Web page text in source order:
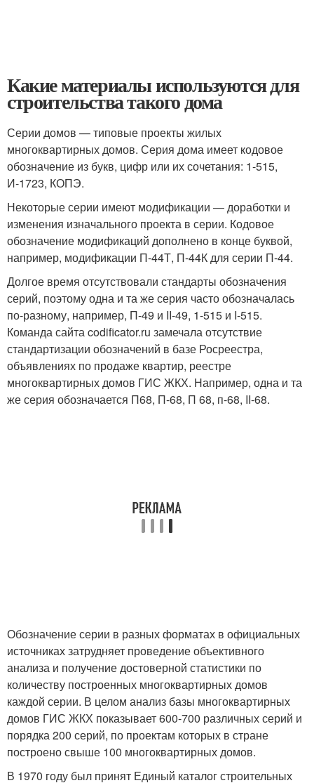
Какие материалы используются для
строительства такого дома
Серии домов — типовые проекты жилых
многоквартирных домов. Серия дома имеет кодовое
обозначение из букв, цифр или их сочетания: 1-515,
И-1723, КОПЭ.
Некоторые серии имеют модификации — доработки и
изменения изначального проекта в серии. Кодовое
обозначение модификаций дополнено в конце буквой,
например, модификации П-44Т, П-44К для серии П-44.
Долгое время отсутствовали стандарты обозначения
серий, поэтому одна и та же серия часто обозначалась
по-разному, например, П-49 и II-49, 1-515 и I-515.
Команда сайта codificator.ru замечала отсутствие
стандартизации обозначений в базе Росреестра,
объявлениях по продаже квартир, реестре
многоквартирных домов ГИС ЖКХ. Например, одна и та
же серия обозначается П68, П-68, П 68, п-68, II-68.
Обозначение серии в разных форматах в официальных
источниках затрудняет проведение объективного
анализа и получение достоверной статистики по
количеству построенных многоквартирных домов
каждой серии. В целом анализ базы многоквартирных
домов ГИС ЖКХ показывает 600-700 различных серий и
порядка 200 серий, по проектам которых в стране
построено свыше 100 многоквартирных домов.
В 1970 году был принят Единый каталог строительных